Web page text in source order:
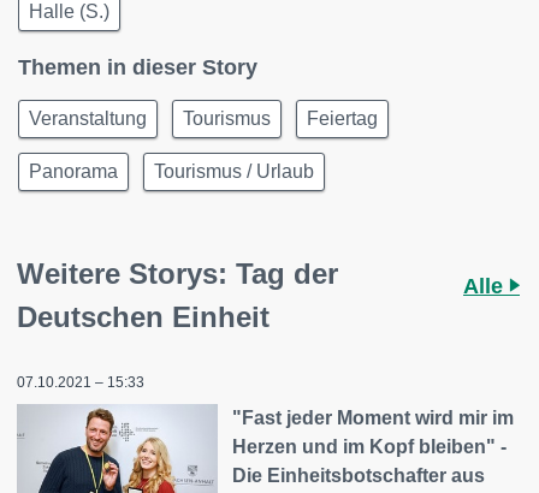
Halle (S.)
Themen in dieser Story
Veranstaltung Tourismus Feiertag
Panorama Tourismus / Urlaub
Weitere Storys: Tag der
Deutschen Einheit
Alle
07.10.2021 – 15:33
"Fast jeder Moment wird mir im
Herzen und im Kopf bleiben" -
Die Einheitsbotschafter aus